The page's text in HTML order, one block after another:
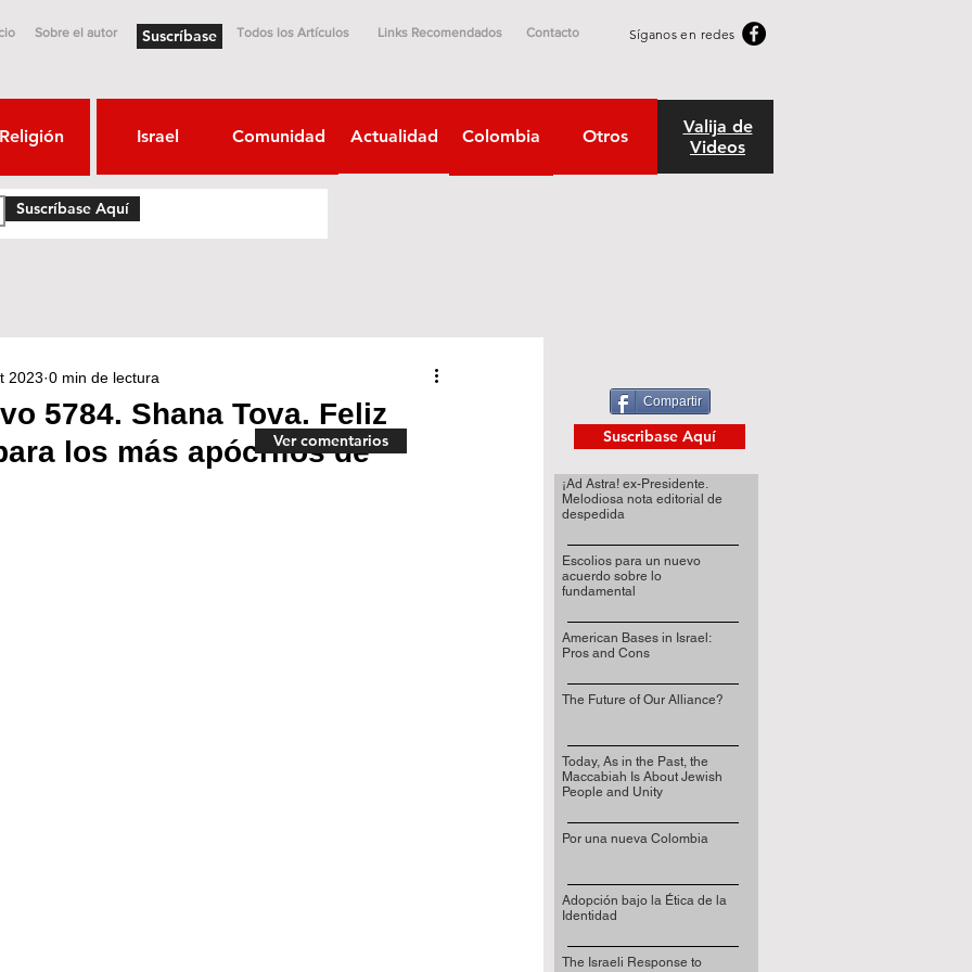
Sobre el autor Suscríbase Todos los Artículos Links Recomendados Contacto Síganos en redes
Religión Israel Comunidad Actualidad Colombia Otros
Valija de
Videos
Suscríbase Aquí
5784. Shana Tova. Feliz
los más apócrifos de
2023 0 min de lectura
Ver comentarios
Compartir
Suscribase Aquí
¡Ad Astra! ex-Presidente.
Melodiosa nota editorial de
despedida
Escolios para un nuevo
acuerdo sobre lo
fundamental
American Bases in Israel:
Pros and Cons
The Future of Our Alliance?
Today, As in the Past, the
Maccabiah Is About Jewish
People and Unity
Por una nueva Colombia
Adopción bajo la Ética de la
Identidad
The Israeli Response to